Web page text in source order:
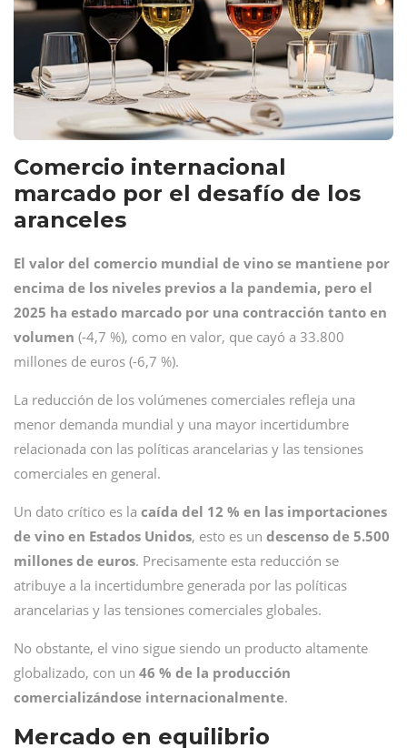
Comercio internacional
marcado por el desafío de los
aranceles
El valor del comercio mundial de vino se mantiene por
encima de los niveles previos a la pandemia, pero el
2025 ha estado marcado por una contracción tanto en
volumen (-4,7 %), como en valor, que cayó a 33.800
millones de euros (-6,7 %).
La reducción de los volúmenes comerciales refleja una
menor demanda mundial y una mayor incertidumbre
relacionada con las políticas arancelarias y las tensiones
comerciales en general.
Un dato crítico es la caída del 12 % en las importaciones
de vino en Estados Unidos, esto es un descenso de 5.500
millones de euros. Precisamente esta reducción se
atribuye a la incertidumbre generada por las políticas
arancelarias y las tensiones comerciales globales.
No obstante, el vino sigue siendo un producto altamente
globalizado, con un 46 % de la producción
comercializándose internacionalmente.
Mercado en equilibrio